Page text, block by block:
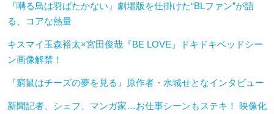
『囀る鳥は羽ばたかない』劇場版を仕掛けた“BLファン”が語
る、コアな熱量
キスマイ玉森裕太×宮田俊哉『BE LOVE』ドキドキベッドシー
ン画像解禁！
『窮鼠はチーズの夢を見る』原作者・水城せとなインタビュー
新聞記者、シェフ、マンガ家…お仕事シーンもステキ！ 映像化